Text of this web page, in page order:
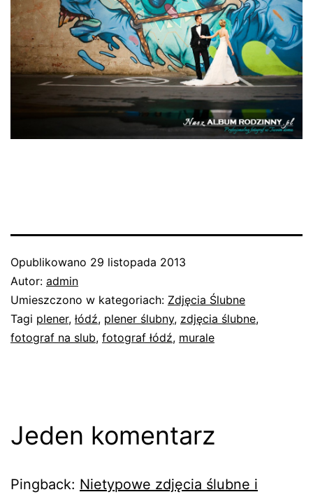
Opublikowano 29 listopada 2013
Autor: admin
Umieszczono w kategoriach: Zdjęcia Ślubne
Tagi plener, łódź, plener ślubny, zdjęcia ślubne,
fotograf na slub, fotograf łódź, murale
Jeden komentarz
Pingback: Nietypowe zdjęcia ślubne i